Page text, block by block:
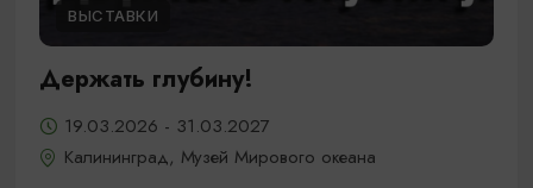
ВЫСТАВКИ
Держать глубину!
19.03.2026 - 31.03.2027
Калининград, Музей Мирового океана